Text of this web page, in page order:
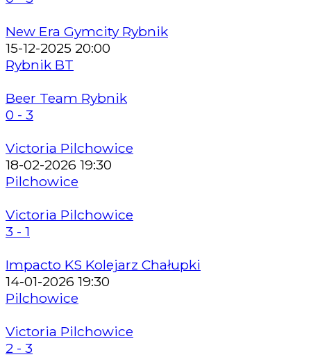
New Era Gymcity Rybnik
15-12-2025 20:00
Rybnik BT
Beer Team Rybnik
0 - 3
Victoria Pilchowice
18-02-2026 19:30
Pilchowice
Victoria Pilchowice
3 - 1
Impacto KS Kolejarz Chałupki
14-01-2026 19:30
Pilchowice
Victoria Pilchowice
2 - 3